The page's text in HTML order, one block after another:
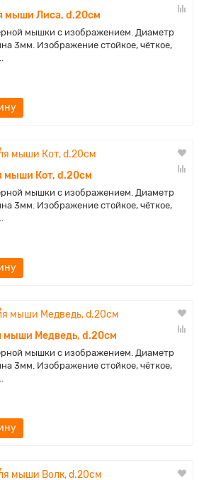
мыши Лиса, d.20см
мышки с изображением. Диаметр
3мм. Изображение стойкое, чёткое,
мыши Кот, d.20см
мышки с изображением. Диаметр
3мм. Изображение стойкое, чёткое,
мыши Медведь, d.20см
мышки с изображением. Диаметр
3мм. Изображение стойкое, чёткое,